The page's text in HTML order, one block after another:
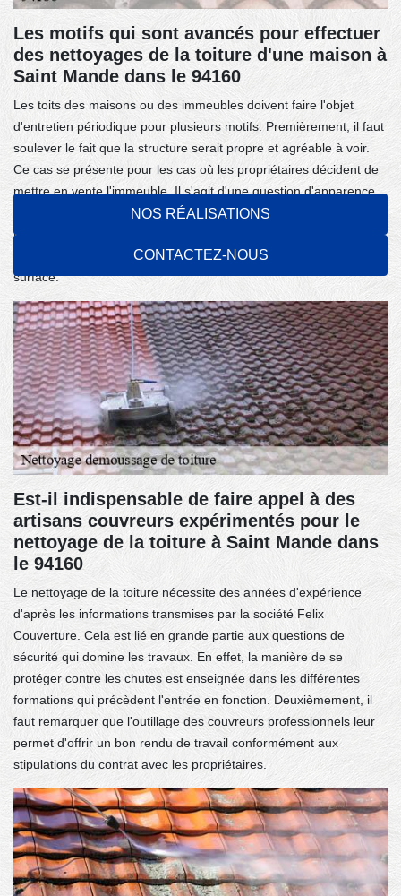
NOS RÉALISATIONS
CONTACTEZ-NOUS
Les motifs qui sont avancés pour effectuer
des nettoyages de la toiture d'une maison à
Saint Mande dans le 94160
Les toits des maisons ou des immeubles doivent faire l'objet
d'entretien périodique pour plusieurs motifs. Premièrement, il faut
soulever le fait que la structure serait propre et agréable à voir.
Ce cas se présente pour les cas où les propriétaires décident de
mettre en vente l'immeuble. Il s'agit d'une question d'apparence.
En second lieu, l'efficacité des tuiles serait renforcée. Les tuiles
ne doivent pas être usées de manière prématurée. Pour finir, il
est important de soulever l'accroissement de l'étanchéité de la
surface.
Est-il indispensable de faire appel à des
artisans couvreurs expérimentés pour le
nettoyage de la toiture à Saint Mande dans
le 94160
Le nettoyage de la toiture nécessite des années d'expérience
d'après les informations transmises par la société Felix
Couverture. Cela est lié en grande partie aux questions de
sécurité qui domine les travaux. En effet, la manière de se
protéger contre les chutes est enseignée dans les différentes
formations qui précèdent l'entrée en fonction. Deuxièmement, il
faut remarquer que l'outillage des couvreurs professionnels leur
permet d'offrir un bon rendu de travail conformément aux
stipulations du contrat avec les propriétaires.